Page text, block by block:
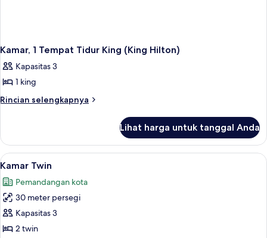
Kamar, 1 Tempat Tidur King (King Hilton)
Kapasitas 3
1 king
Rincian selengkapnya
Rincian
Kamar,
Tempat
King
(King
Lihat harga untuk tanggal Anda
Lihat
semua
foto
untuk
Kamar
Twin
12
Kamar Twin
Pemandangan kota
30 meter persegi
Kapasitas 3
2 twin